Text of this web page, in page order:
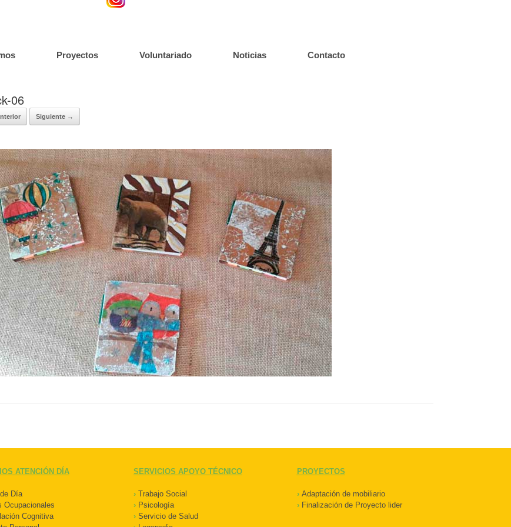
Proyectos Voluntariado Noticias Contacto
06
Siguiente →
ATENCIÓN DÍA
Día
Ocupacionales
Cognitiva
SERVICIOS APOYO TÉCNICO
› Trabajo Social
› Psicología
› Servicio de Salud
PROYECTOS
›Adaptación de mobiliario
›Finalización de Proyecto lider